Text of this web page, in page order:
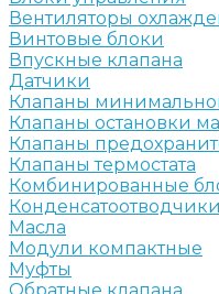
Вентиляторы
Винтовые блоки
Впускные клапана
Датчики
Клапаны
Клапаны остановки
Клапаны
Клапаны термостата
Комбинированные
Конденсатоотводчики
Масла
Модули компактные
Муфты